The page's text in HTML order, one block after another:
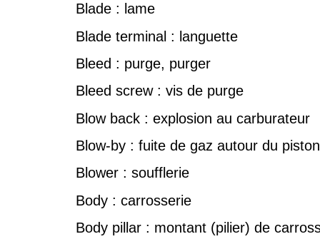
Blade : lame
Blade terminal : languette
Bleed : purge, purger
Bleed screw : vis de purge
Blow back : explosion au carburateur
Blow-by : fuite de gaz autour du piston
Blower : soufflerie
Body : carrosserie
Body pillar : montant (pilier) de